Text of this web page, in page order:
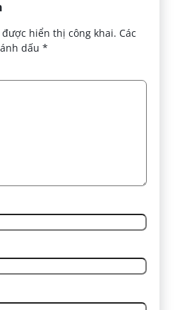
hiển thị công khai. Các
dấu*